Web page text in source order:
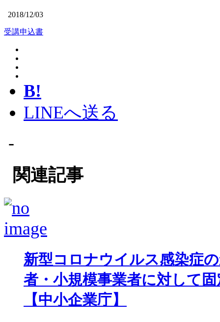
2018/12/03
受講申込書
B!
LINEへ送る
-
関連記事
新型コロナウイルス感染症
者・小規模事業者に対して
【中小企業庁】